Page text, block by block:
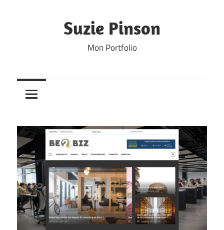
Suzie Pinson
Mon Portfolio